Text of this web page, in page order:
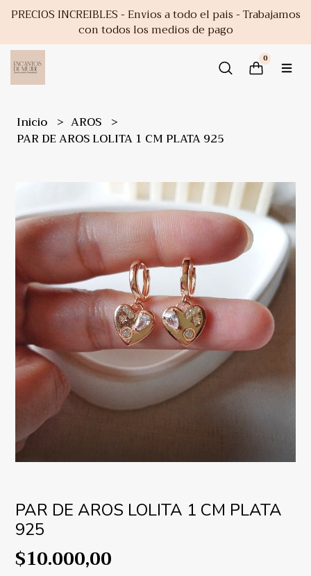
PRECIOS INCREIBLES - Envios a todo el pais - Trabajamos
con todos los medios de pago
0
Inicio
AROS
PAR DE AROS LOLITA 1 CM PLATA 925
PAR DE AROS LOLITA 1 CM PLATA
925
$10.000,00